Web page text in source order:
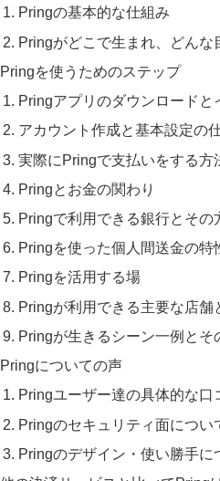
Pringの基本的な仕組み
Pringがどこで生まれ、どんな
Pringを使うためのステップ
Pringアプリのダウンロードと
アカウント作成と基本設定の
実際にPringで支払いをする方
Pringとお金の関わり
Pringで利用できる銀行とその
Pringを使った個人間送金の特
Pringを活用する場
Pringが利用できる主要な店舗
Pringが生きるシーン一例とそ
Pringについての声
Pringユーザー達の具体的な口
Pringのセキュリティ面につい
Pringのデザイン・使い勝手に